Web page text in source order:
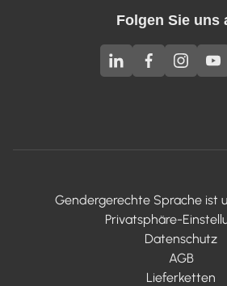
Folgen Sie uns
Privatsphäre-
Datenschutz
AGB
Lieferketten
Gendergerechte Sprache ist